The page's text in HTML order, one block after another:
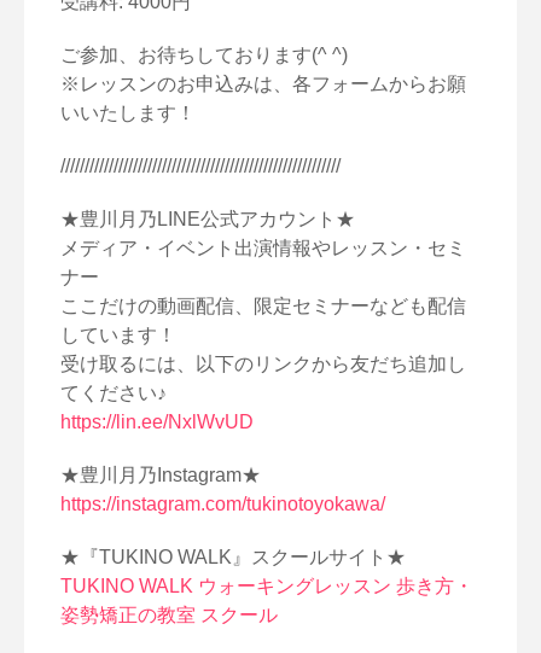
ご参加、お待ちしております(^ ^)
※レッスンのお申込みは、各フォームからお願
いいたします！
//////////////////////////////////////////////////////////
★豊川月乃LINE公式アカウント★
メディア・イベント出演情報やレッスン・セミ
ナー
ここだけの動画配信、限定セミナーなども配信
しています！
受け取るには、以下のリンクから友だち追加し
てください♪
https://lin.ee/NxlWvUD
★豊川月乃Instagram★
https://instagram.com/tukinotoyokawa/
★『TUKINO WALK』スクールサイト★
TUKINO WALK ウォーキングレッスン 歩き方・
姿勢矯正の教室 スクール